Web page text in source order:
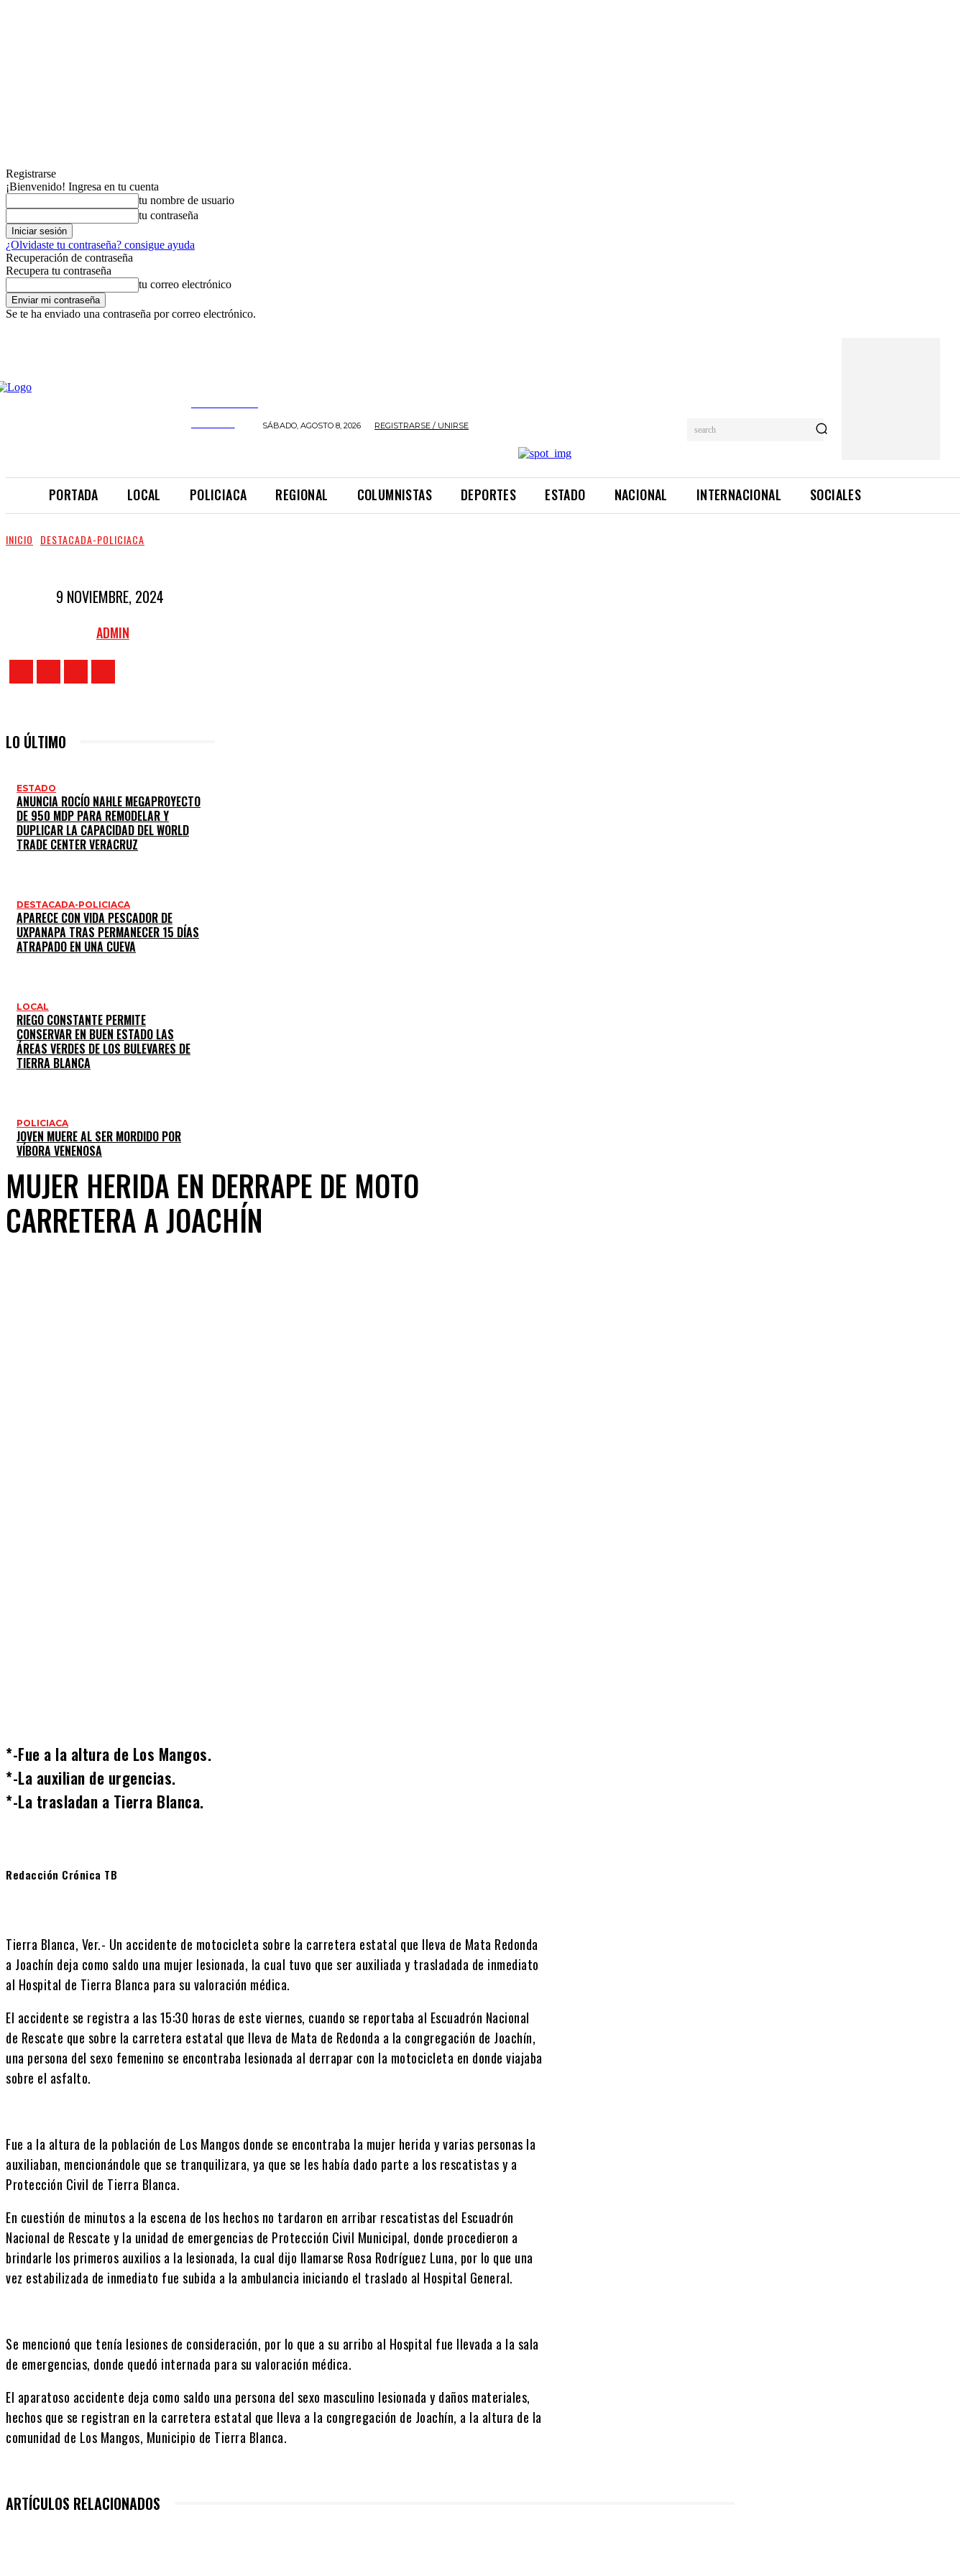
Registrarse
¡Bienvenido! Ingresa en tu cuenta
tu nombre de usuario
tu contraseña
¿Olvidaste tu contraseña? consigue ayuda
Recuperación de contraseña
Recupera tu contraseña
tu correo electrónico
Se te ha enviado una contraseña por correo electrónico.
SÁBADO, AGOSTO 8, 2026 REGISTRARSE / UNIRSE search
PORTADA LOCAL POLICIACA REGIONAL COLUMNISTAS DEPORTES ESTADO NACIONAL INTERNACIONAL SOCIALES
INICIO DESTACADA-POLICIACA
9 NOVIEMBRE, 2024
ADMIN
LO ÚLTIMO
ESTADO
ANUNCIA ROCÍO NAHLE MEGAPROYECTO
DE 950 MDP PARA REMODELAR Y
DUPLICAR LA CAPACIDAD DEL WORLD
TRADE CENTER VERACRUZ
DESTACADA-POLICIACA
APARECE CON VIDA PESCADOR DE
UXPANAPA TRAS PERMANECER 15 DÍAS
ATRAPADO EN UNA CUEVA
LOCAL
RIEGO CONSTANTE PERMITE
CONSERVAR EN BUEN ESTADO LAS
ÁREAS VERDES DE LOS BULEVARES DE
TIERRA BLANCA
POLICIACA
JOVEN MUERE AL SER MORDIDO POR
VÍBORA VENENOSA
MUJER HERIDA EN DERRAPE DE MOTO
CARRETERA A JOACHÍN
*-Fue a la altura de Los Mangos.
*-La auxilian de urgencias.
*-La trasladan a Tierra Blanca.
Redacción Crónica TB
Tierra Blanca, Ver.- Un accidente de motocicleta sobre la carretera estatal que lleva de Mata Redonda
a Joachín deja como saldo una mujer lesionada, la cual tuvo que ser auxiliada y trasladada de inmediato
al Hospital de Tierra Blanca para su valoración médica.
El accidente se registra a las 15:30 horas de este viernes, cuando se reportaba al Escuadrón Nacional
de Rescate que sobre la carretera estatal que lleva de Mata de Redonda a la congregación de Joachín,
una persona del sexo femenino se encontraba lesionada al derrapar con la motocicleta en donde viajaba
sobre el asfalto.
Fue a la altura de la población de Los Mangos donde se encontraba la mujer herida y varias personas la
auxiliaban, mencionándole que se tranquilizara, ya que se les había dado parte a los rescatistas y a
Protección Civil de Tierra Blanca.
En cuestión de minutos a la escena de los hechos no tardaron en arribar rescatistas del Escuadrón
Nacional de Rescate y la unidad de emergencias de Protección Civil Municipal, donde procedieron a
brindarle los primeros auxilios a la lesionada, la cual dijo llamarse Rosa Rodríguez Luna, por lo que una
vez estabilizada de inmediato fue subida a la ambulancia iniciando el traslado al Hospital General.
Se mencionó que tenía lesiones de consideración, por lo que a su arribo al Hospital fue llevada a la sala
de emergencias, donde quedó internada para su valoración médica.
El aparatoso accidente deja como saldo una persona del sexo masculino lesionada y daños materiales,
hechos que se registran en la carretera estatal que lleva a la congregación de Joachín, a la altura de la
comunidad de Los Mangos, Municipio de Tierra Blanca.
ARTÍCULOS RELACIONADOS